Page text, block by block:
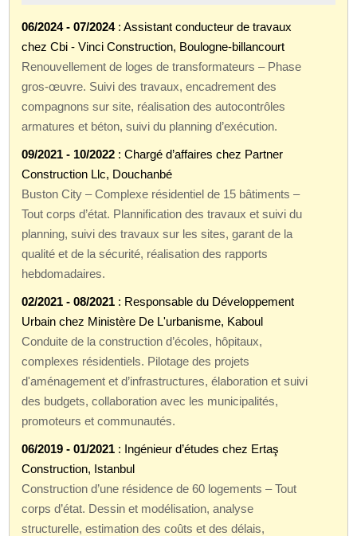
06/2024 - 07/2024: Assistant conducteur de travaux
chez Cbi - Vinci Construction, Boulogne-billancourt
Renouvellement de loges de transformateurs – Phase
gros-œuvre. Suivi des travaux, encadrement des
compagnons sur site, réalisation des autocontrôles
armatures et béton, suivi du planning d’exécution.
09/2021 - 10/2022 : Chargé d’affaires chez Partner
Construction Llc, Douchanbé
Buston City – Complexe résidentiel de 15 bâtiments –
Tout corps d’état. Plannification des travaux et suivi du
planning, suivi des travaux sur les sites, garant de la
qualité et de la sécurité, réalisation des rapports
hebdomadaires.
02/2021 - 08/2021 : Responsable du Développement
Urbain chez Ministère De L'urbanisme, Kaboul
Conduite de la construction d’écoles, hôpitaux,
complexes résidentiels. Pilotage des projets
d'aménagement et d’infrastructures, élaboration et suivi
des budgets, collaboration avec les municipalités,
promoteurs et communautés.
06/2019 - 01/2021 : Ingénieur d’études chez Ertaş
Construction, Istanbul
Construction d’une résidence de 60 logements – Tout
corps d’état. Dessin et modélisation, analyse
structurelle, estimation des coûts et des délais,